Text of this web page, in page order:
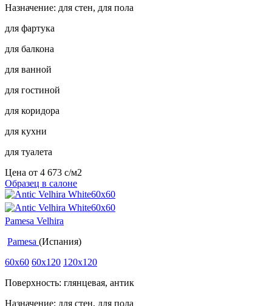
Назначение: для стен, для пола
для фартука
для балкона
для ванной
для гостиной
для коридора
для кухни
для туалета
Цена от 4 673 c/м2
Образец в салоне
Pamesa Velhira
Pamesa (Испания)
60x60 60x120 120x120
Поверхность: глянцевая, антик
Назначение: для стен, для пола